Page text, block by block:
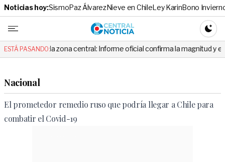
Noticias hoy:SismoPaz ÁlvarezNieve en ChileLey KarinBono
Central
ESTÁ PASANDO:
la zona central: Informe oficial confirma la magnitud y el origen del
Nacional
El prometedor remedio ruso que podría llegar a Chile para
combatir el Covid-19